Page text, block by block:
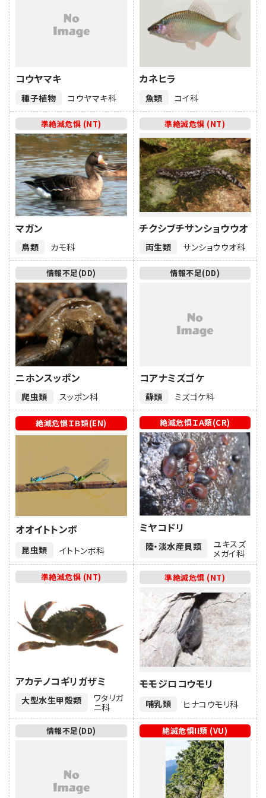
種子植物
コウヤマキ
コウヤマキ科 魚類
カネヒラ
コイ科
鳥類
マガン
カモ科
準絶滅危惧 (NT)
両生類
チクシブチサンショウウオ
サンショウウオ科
準絶滅危惧 (NT)
爬虫類
ニホンスッポン
スッポン科
情報不足(DD)
蘚類
コアナミズゴケ
ミズゴケ科
情報不足(DD)
昆虫類
オオイトトンボ
イトトンボ科
絶滅危惧ＩＢ類(EN)
陸・淡水産貝類
ミヤコドリ
ユキスズ
メガイ科
絶滅危惧ＩＡ類(CR)
大型水生甲殻類
アカテノコギリガザミ
ワタリガ
ニ科
準絶滅危惧 (NT)
哺乳類
モモジロコウモリ
ヒナコウモリ科
準絶滅危惧 (NT)
情報不足(DD) 絶滅危惧II類 (VU)